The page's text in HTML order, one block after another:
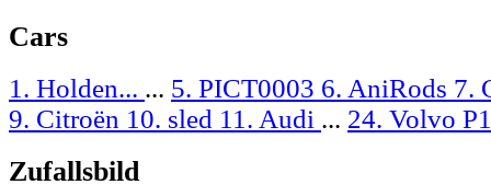
Cars
1. Holden... ... 5. PICT0003 6. AniRods 7.
9. Citroën 10. sled 11. Audi ... 24. Volvo
Zufallsbild